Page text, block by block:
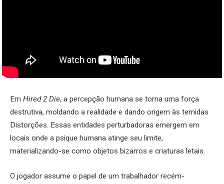
Em Hired 2 Die, a percepção humana se torna uma força
destrutiva, moldando a realidade e dando origem às temidas
Distorções. Essas entidades perturbadoras emergem em
locais onde a psique humana atinge seu limite,
materializando-se como objetos bizarros e criaturas letais.
O jogador assume o papel de um trabalhador recém-